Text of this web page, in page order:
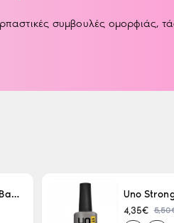
συμβουλές ομορφιάς,
Uno LED/UV Rubber Base 15ml
4,35€